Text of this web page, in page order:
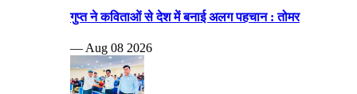
गुप्त ने कविताओं से देश में बनाई अलग पहचान : तोमर
— Aug 08 2026